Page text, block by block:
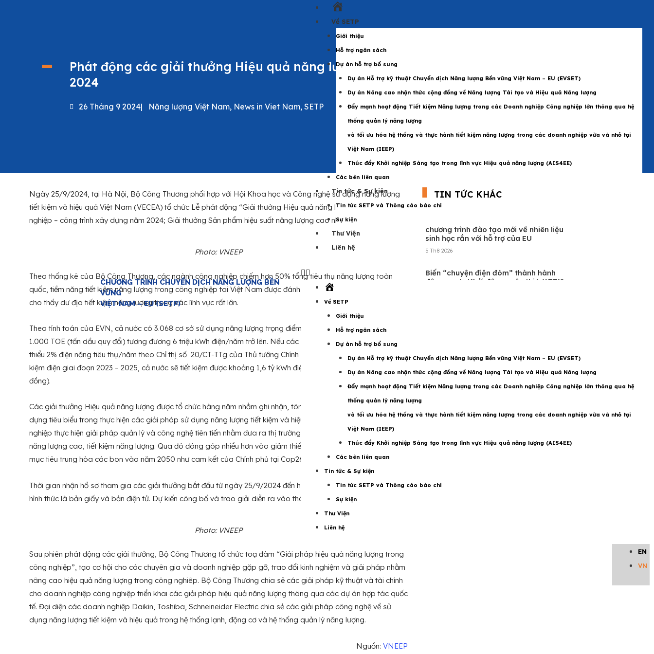
CHƯƠNG TRÌNH CHUYỂN DỊCH NĂNG LƯỢNG BỀN
VỮNG
VIỆT NAM – EU (SETP)
Về SETP
Giới thiệu
Hỗ trợ ngân sách
Dự án hỗ trợ bổ sung
Dự án Hỗ trợ kỹ thuật Chuyển dịch Năng lượng Bền vững Việt Nam – EU (EVSET)
Dự án Nâng cao nhận thức cộng đồng về Năng lượng Tái tạo và Hiệu quả Năng lượng
Đẩy mạnh hoạt động Tiết kiệm Năng lượng trong các Doanh nghiệp Công nghiệp lớn thông qua hệ
thống quản lý năng lượng
và tối ưu hóa hệ thống và thực hành tiết kiệm năng lượng trong các doanh nghiệp vừa và nhỏ tại
Việt Nam (IEEP)
Thúc đẩy Khởi nghiệp Sáng tạo trong lĩnh vực Hiệu quả năng lượng (AIS4EE)
Các bên liên quan
Tin tức & Sự kiện
Tin tức SETP và Thông cáo báo chí
Sự kiện
Thư Viện
Liên hệ
Về SETP
Giới thiệu
Hỗ trợ ngân sách
Dự án hỗ trợ bổ sung
Dự án Hỗ trợ kỹ thuật Chuyển dịch Năng lượng Bền vững Việt Nam – EU (EVSET)
Dự án Nâng cao nhận thức cộng đồng về Năng lượng Tái tạo và Hiệu quả Năng lượng
Đẩy mạnh hoạt động Tiết kiệm Năng lượng trong các Doanh nghiệp Công nghiệp lớn thông qua hệ
thống quản lý năng lượng
và tối ưu hóa hệ thống và thực hành tiết kiệm năng lượng trong các doanh nghiệp vừa và nhỏ tại
Việt Nam (IEEP)
Thúc đẩy Khởi nghiệp Sáng tạo trong lĩnh vực Hiệu quả năng lượng (AIS4EE)
Các bên liên quan
Tin tức & Sự kiện
Tin tức SETP và Thông cáo báo chí
Sự kiện
Thư Viện
Liên hệ
EN
VN
Phát động các giải thưởng Hiệu quả năng lượng năm
2024
26 Tháng 9 2024| Năng lượng Việt Nam, News in Viet Nam, SETP
Ngày 25/9/2024, tại Hà Nội, Bộ Công Thương phối hợp với Hội Khoa học và Công nghệ sử dụng năng lượng
tiết kiệm và hiệu quả Việt Nam (VECEA) tổ chức Lễ phát động “Giải thưởng Hiệu quả năng lượng trong công
nghiệp – công trình xây dựng năm 2024; Giải thưởng Sản phẩm hiệu suất năng lượng cao nhất năm 2024”.
Photo: VNEEP
Theo thống kê của Bộ Công Thương, các ngành công nghiệp chiếm hơn 50% tổng tiêu thụ năng lượng toàn
quốc, tiềm năng tiết kiệm năng lượng trong công nghiệp tai Việt Nam được đánh giá vào khoảng từ 20 – 30%,
cho thấy dư địa tiết kiệm năng lượng trong các lĩnh vực rất lớn.
Theo tính toán của EVN, cả nước có 3.068 cơ sở sử dụng năng lượng trọng điểm có mức tiêu thụ năng lượng từ
1.000 TOE (tấn dầu quy đổi) tương đương 6 triệu kWh điện/năm trở lên. Nếu các cơ sở này chỉ cần tiết kiệm tối
thiểu 2% điện năng tiêu thụ/năm theo Chỉ thị số 20/CT-TTg của Thủ tướng Chính phủ về việc tăng cường tiết
kiệm điện giai đoạn 2023 – 2025, cả nước sẽ tiết kiệm được khoảng 1,6 tỷ kWh điện (tương đương hơn 3.200 tỷ
đồng).
Các giải thưởng Hiệu quả năng lượng được tổ chức hàng năm nhằm ghi nhận, tôn vinh những công trình xây
dựng tiêu biểu trong thực hiện các giải pháp sử dụng năng lượng tiết kiệm và hiệu quả, khuyến khích các doanh
nghiệp thực hiện giải pháp quản lý và công nghệ tiên tiến nhằm đưa ra thị trường các sản phẩm có hiệu suất
năng lượng cao, tiết kiệm năng lượng. Qua đó đóng góp nhiều hơn vào giảm thiểu biến đổi khí hậu, hướng tới
mục tiêu trung hòa các bon vào năm 2050 như cam kết của Chính phủ tại Cop26.
Thời gian nhận hồ sơ tham gia các giải thưởng bắt đầu từ ngày 25/9/2024 đến hết ngày 15/11/2024 theo cả 2
hình thức là bản giấy và bản điện tử. Dự kiến công bố và trao giải diễn ra vào tháng 12 năm 2024.
Photo: VNEEP
Sau phiên phát động các giải thưởng, Bộ Công Thương tổ chức toạ đàm “Giải pháp hiệu quả năng lượng trong
công nghiệp”, tạo cơ hội cho các chuyên gia và doanh nghiệp gặp gỡ, trao đổi kinh nghiệm và giải pháp nhằm
nâng cao hiệu quả năng lượng trong công nghiêp. Bộ Công Thương chia sẻ các giải pháp kỹ thuật và tài chính
cho doanh nghiệp công nghiệp triển khai các giải pháp hiệu quả năng lượng thông qua các dự án hợp tác quốc
tế. Đại diện các doanh nghiệp Daikin, Toshiba, Schneineider Electric chia sẻ các giải pháp công nghệ về sử
dụng năng lượng tiết kiệm và hiệu quả trong hệ thống lạnh, động cơ và hệ thống quản lý năng lượng.
Nguồn: VNEEP
TIN TỨC KHÁC
chương trình đào tạo mới về nhiên liệu
sinh học rắn với hỗ trợ của EU
5 Th8 2026
Biến “chuyện điện đóm” thành hành
động xanh: Khởi động cuộc thi WATT’S
1 Th7 2026
Xem thêm